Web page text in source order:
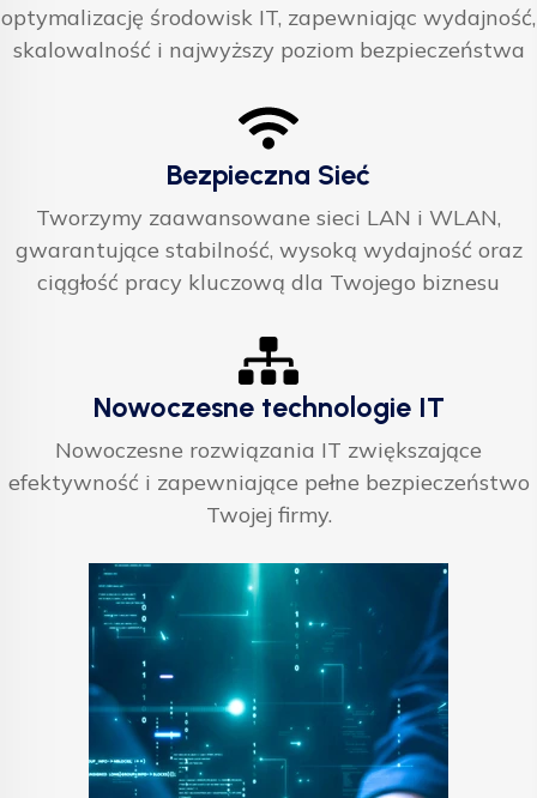
optymalizację środowisk IT, zapewniając wydajność,
skalowalność i najwyższy poziom bezpieczeństwa
Bezpieczna Sieć
Tworzymy zaawansowane sieci LAN i WLAN,
gwarantujące stabilność, wysoką wydajność oraz
ciągłość pracy kluczową dla Twojego biznesu
Nowoczesne technologie IT
Nowoczesne rozwiązania IT zwiększające
efektywność i zapewniające pełne bezpieczeństwo
Twojej firmy.